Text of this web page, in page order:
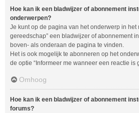
Hoe kan ik een bladwijzer of abonnement
onderwerpen?
Je kunt op de pagina van het onderwerp in het
gereedschap” een bladwijzer of abonnement
boven- als onderaan de pagina te vinden.
Het is ook mogelijk te abonneren op het
de optie “Informeer me wanneer een reactie is
Omhoog
Hoe kan ik een bladwijzer of abonnement
forums?